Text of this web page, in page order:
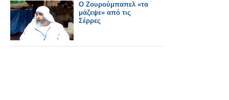
Ο Ζουρούμπαπελ «τα
μάζεψε» από τις
Σέρρες